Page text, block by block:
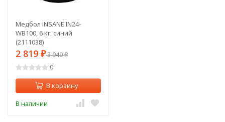
Медбол INSANE IN24-
WB100, 6 кг, синий
(2111038)
2 819 ₽3 949₽
0
В корзину
В наличии